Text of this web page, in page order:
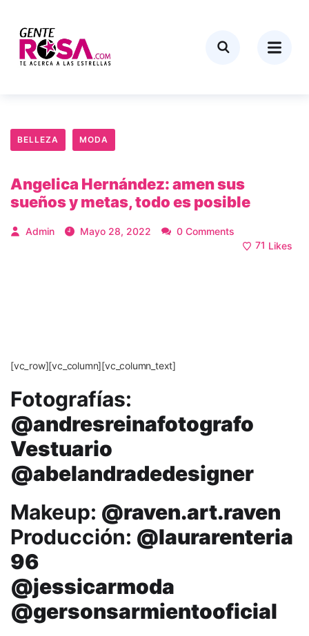
BELLEZA MODA
Angelica Hernández: amen sus
sueños y metas, todo es posible
Admin Mayo 28, 2022
0 Comments
71 Likes
[vc_row][vc_column][vc_column_text]
Fotografías:
@andresreinafotografo
Vestuario
@abelandradedesigner
Makeup: @raven.art.raven
Producción: @laurarenteria
96
@jessicarmoda
@gersonsarmientooficial